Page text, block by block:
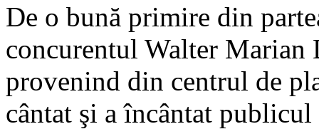
De o bună primire din
concurentul Walter Marian
provenind din centrul de
cântat şi a încântat